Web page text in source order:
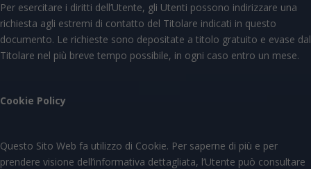
Per esercitare i diritti dell’Utente, gli Utenti possono indirizzare una
richiesta agli estremi di contatto del Titolare indicati in questo
documento. Le richieste sono depositate a titolo gratuito e evase dal
Titolare nel più breve tempo possibile, in ogni caso entro un mese.
Cookie Policy
Questo Sito Web fa utilizzo di Cookie. Per saperne di più e per
prendere visione dell’informativa dettagliata, l’Utente può consultare